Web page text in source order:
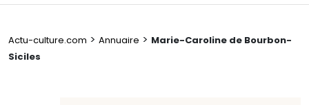
Actu-culture.com > Annuaire > Marie-Caroline de Bourbon-
Siciles